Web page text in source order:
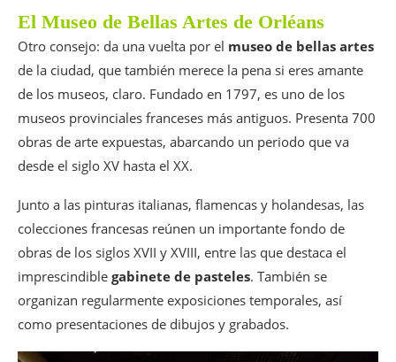
El Museo de Bellas Artes de Orléans
Otro consejo: da una vuelta por el museo de bellas artes
de la ciudad, que también merece la pena si eres amante
de los museos, claro. Fundado en 1797, es uno de los
museos provinciales franceses más antiguos. Presenta 700
obras de arte expuestas, abarcando un periodo que va
desde el siglo XV hasta el XX.
Junto a las pinturas italianas, flamencas y holandesas, las
colecciones francesas reúnen un importante fondo de
obras de los siglos XVII y XVIII, entre las que destaca el
imprescindible gabinete de pasteles. También se
organizan regularmente exposiciones temporales, así
como presentaciones de dibujos y grabados.